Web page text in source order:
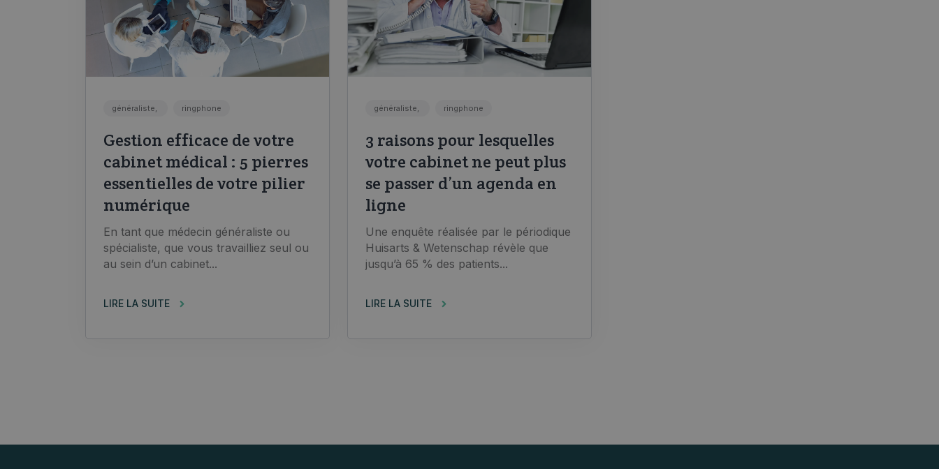
généraliste, ringphone
Gestion efficace de votre
cabinet médical : 5 pierres
essentielles de votre pilier
numérique
En tant que médecin généraliste ou
spécialiste, que vous travailliez seul ou
au sein d’un cabinet...
LIRE LA SUITE
généraliste, ringphone
3 raisons pour lesquelles
votre cabinet ne peut plus
se passer d’un agenda en
ligne
Une enquête réalisée par le périodique
Huisarts & Wetenschap révèle que
jusqu’à 65 % des patients...
LIRE LA SUITE